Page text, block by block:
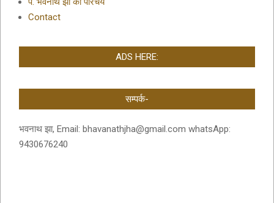
Contact
ADS HERE:
सम्पर्क-
भवनाथ झा, Email: bhavanathjha@gmail.com whatsApp:
9430676240